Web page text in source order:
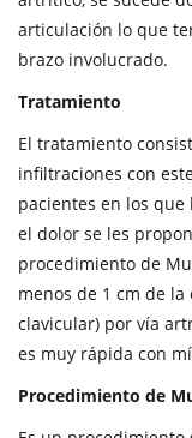
articulación lo que
brazo involucrado.
Tratamiento
El tratamiento
infiltraciones con
pacientes en los
el dolor se les
procedimiento de
menos de 1 cm de
clavicular) por vía
es muy rápida con
Procedimiento de